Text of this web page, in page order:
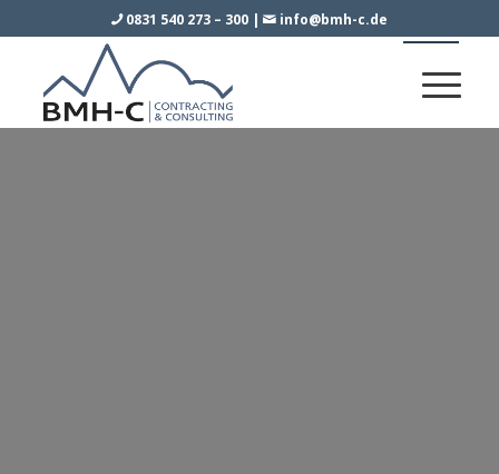
0831 540 273 – 300| info@bmh-c.de